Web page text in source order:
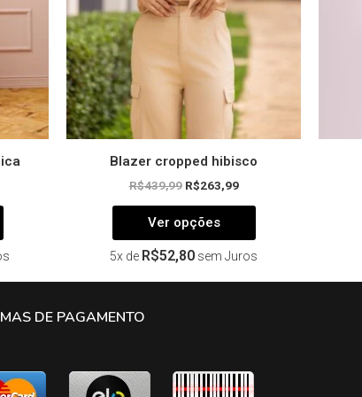
ser
na
do
produto
Blazer cropped hibisco
R$439,99 R$263,99
Ver opções
ser
na
5x de R$52,80 sem Juros
DE PAGAMENTO